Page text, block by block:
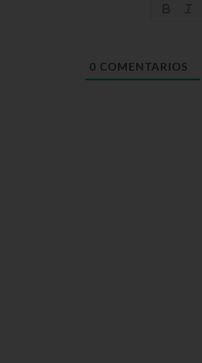
0 COMENTARIOS